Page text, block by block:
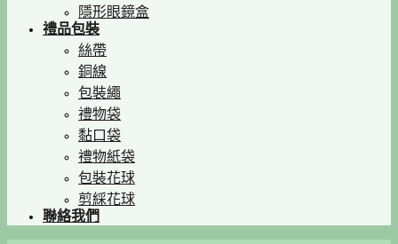
隱形眼鏡盒
禮品包裝
絲帶
銅線
包裝繩
禮物袋
黏口袋
禮物紙袋
包裝花球
剪綵花球
聯絡我們